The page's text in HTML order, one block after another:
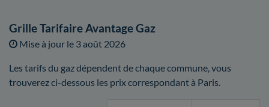
Grille Tarifaire Avantage Gaz
Mise à jour le 3 août 2026
Les tarifs du gaz dépendent de chaque commune, vous
trouverez ci-dessous les prix correspondant à Paris.